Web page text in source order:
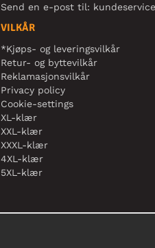
Send en e-post til:
VILKÅR
*Kjøps- og leveringsvilkår
Retur- og byttevilkår
Reklamasjonsvilkår
Privacy policy
Cookie-settings
XL-klær
XXL-klær
XXXL-klær
4XL-klær
5XL-klær